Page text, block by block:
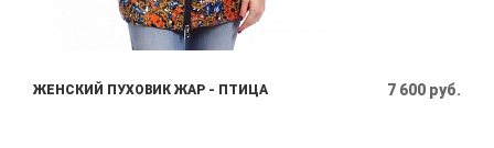
ЖЕНСКИЙ ПУХОВИК ЖАР - ПТИЦА 7 600 руб.